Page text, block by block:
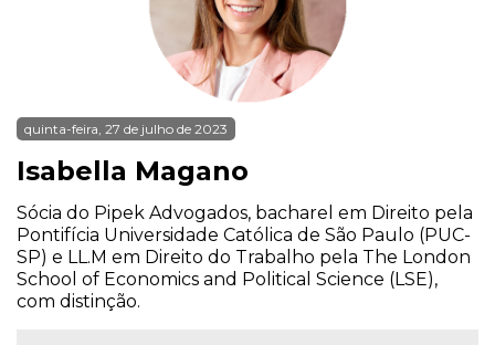
quinta-feira, 27 de julho de 2023
Isabella Magano
Sócia do Pipek Advogados, bacharel em Direito pela
Pontifícia Universidade Católica de São Paulo (PUC-
SP) e LL.M em Direito do Trabalho pela The London
School of Economics and Political Science (LSE),
com distinção.